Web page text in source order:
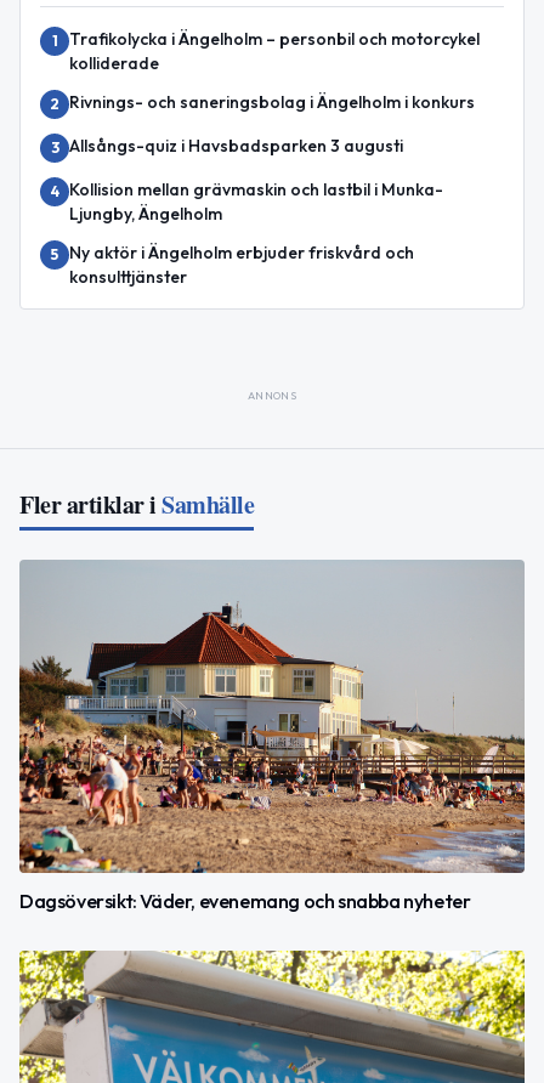
1
Trafikolycka i Ängelholm – personbil och motorcykel
kolliderade
2 Rivnings- och saneringsbolag i Ängelholm i konkurs
3 Allsångs-quiz i Havsbadsparken 3 augusti
4
Kollision mellan grävmaskin och lastbil i Munka-
Ljungby, Ängelholm
5
Ny aktör i Ängelholm erbjuder friskvård och
konsulttjänster
ANNONS
Fler artiklar iSamhälle
Dagsöversikt: Väder, evenemang och snabba nyheter